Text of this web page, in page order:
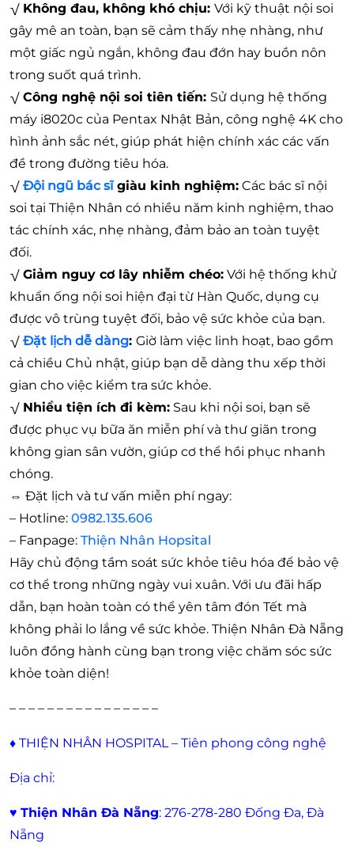
√ Không đau, không khó chịu: Với kỹ thuật nội soi
gây mê an toàn, bạn sẽ cảm thấy nhẹ nhàng, như
một giấc ngủ ngắn, không đau đớn hay buồn nôn
trong suốt quá trình.
√ Công nghệ nội soi tiên tiến: Sử dụng hệ thống
máy i8020c của Pentax Nhật Bản, công nghệ 4K cho
hình ảnh sắc nét, giúp phát hiện chính xác các vấn
đề trong đường tiêu hóa.
√ Đội ngũ bác sĩgiàu kinh nghiệm: Các bác sĩ nội
soi tại Thiện Nhân có nhiều năm kinh nghiệm, thao
tác chính xác, nhẹ nhàng, đảm bảo an toàn tuyệt
đối.
√ Giảm nguy cơ lây nhiễm chéo: Với hệ thống khử
khuẩn ống nội soi hiện đại từ Hàn Quốc, dụng cụ
được vô trùng tuyệt đối, bảo vệ sức khỏe của bạn.
√ Đặt lịch dễ dàng: Giờ làm việc linh hoạt, bao gồm
cả chiều Chủ nhật, giúp bạn dễ dàng thu xếp thời
gian cho việc kiểm tra sức khỏe.
√ Nhiều tiện ích đi kèm: Sau khi nội soi, bạn sẽ
được phục vụ bữa ăn miễn phí và thư giãn trong
không gian sân vườn, giúp cơ thể hồi phục nhanh
chóng.
⇔ Đặt lịch và tư vấn miễn phí ngay:
– Hotline: 0982.135.606
– Fanpage: Thiện Nhân Hopsital
Hãy chủ động tầm soát sức khỏe tiêu hóa để bảo vệ
cơ thể trong những ngày vui xuân. Với ưu đãi hấp
dẫn, bạn hoàn toàn có thể yên tâm đón Tết mà
không phải lo lắng về sức khỏe. Thiện Nhân Đà Nẵng
luôn đồng hành cùng bạn trong việc chăm sóc sức
khỏe toàn diện!
– – – – – – – – – – – – – – – –
♦ THIỆN NHÂN HOSPITAL – Tiên phong công nghệ
Địa chỉ:
♥ Thiện Nhân Đà Nẵng: 276-278-280 Đống Đa, Đà
Nẵng